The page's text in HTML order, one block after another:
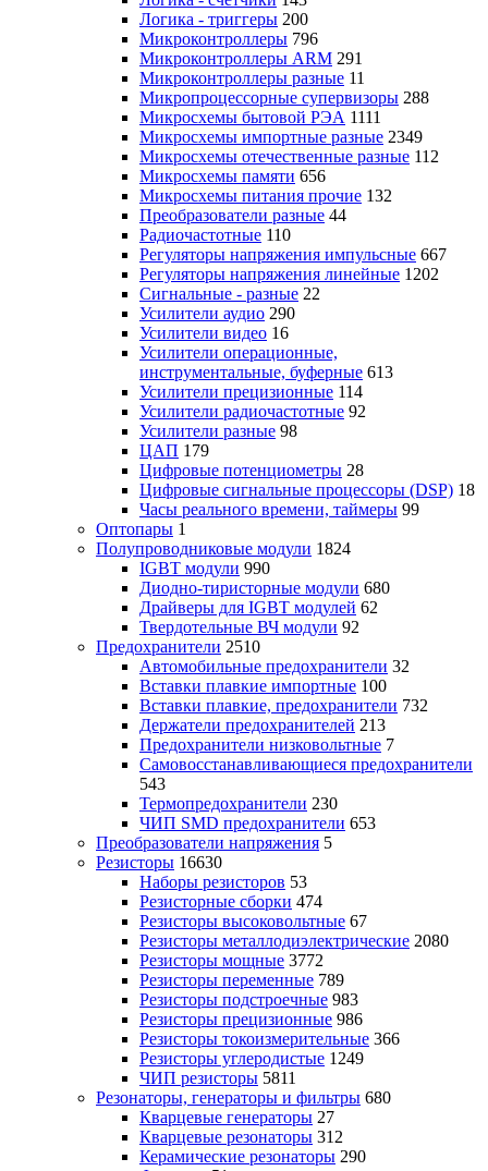
Логика - триггеры 200
Микроконтроллеры 796
Микроконтроллеры ARM 291
Микроконтроллеры разные 11
Микропроцессорные супервизоры 288
Микросхемы бытовой РЭА 1111
Микросхемы импортные разные 2349
Микросхемы отечественные разные 112
Микросхемы памяти 656
Микросхемы питания прочие 132
Преобразователи разные 44
Радиочастотные 110
Регуляторы напряжения импульсные 667
Регуляторы напряжения линейные 1202
Сигнальные - разные 22
Усилители аудио 290
Усилители видео 16
Усилители операционные,
инструментальные, буферные 613
Усилители прецизионные 114
Усилители радиочастотные 92
Усилители разные 98
ЦАП 179
Цифровые потенциометры 28
Цифровые сигнальные процессоры (DSP) 18
Часы реального времени, таймеры 99
Оптопары 1
Полупроводниковые модули 1824
IGBT модули 990
Диодно-тиристорные модули 680
Драйверы для IGBT модулей 62
Твердотельные ВЧ модули 92
Предохранители 2510
Автомобильные предохранители 32
Вставки плавкие импортные 100
Вставки плавкие, предохранители 732
Держатели предохранителей 213
Предохранители низковольтные 7
Самовосстанавливающиеся предохранители
543
Термопредохранители 230
ЧИП SMD предохранители 653
Преобразователи напряжения 5
Резисторы 16630
Наборы резисторов 53
Резисторные сборки 474
Резисторы высоковольтные 67
Резисторы металлодиэлектрические 2080
Резисторы мощные 3772
Резисторы переменные 789
Резисторы подстроечные 983
Резисторы прецизионные 986
Резисторы токоизмерительные 366
Резисторы углеродистые 1249
ЧИП резисторы 5811
Резонаторы, генераторы и фильтры 680
Кварцевые генераторы 27
Кварцевые резонаторы 312
Керамические резонаторы 290